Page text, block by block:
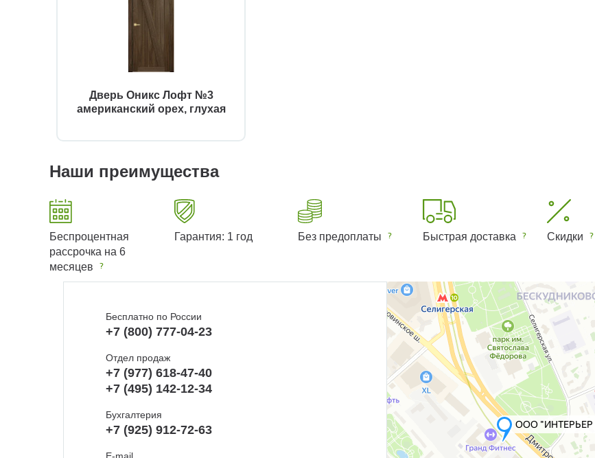
Дверь Оникс Лофт №3
американский орех, глухая
Наши преимущества
Беспроцентная
рассрочка на 6
месяцев
Гарантия: 1 год Без предоплаты Быстрая доставка Скидки
Бесплатно по России
+7 (800) 777-04-23
Отдел продаж
+7 (977) 618-47-40
+7 (495) 142-12-34
Бухгалтерия
+7 (925) 912-72-63
E-mail